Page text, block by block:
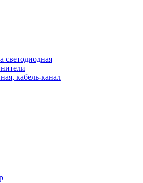
светодиодная
кабель-канал